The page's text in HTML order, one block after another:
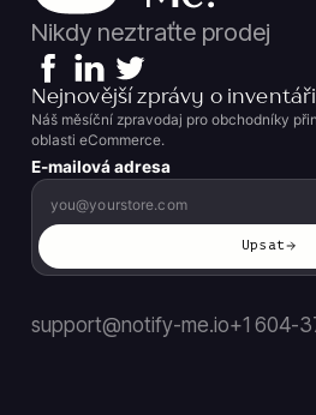
Nikdy neztraťte prodej
Nejnovější zprávy o
Náš měsíční zpravodaj pro obchodníky
oblasti eCommerce.
E-mailová adresa
Upsat
support@notify-me.io+1 604-